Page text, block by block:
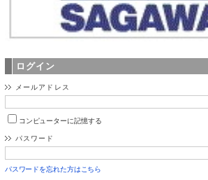
ログイン
メールアドレス
コンピューターに記憶する
パスワード
パスワードを忘れた方はこちら